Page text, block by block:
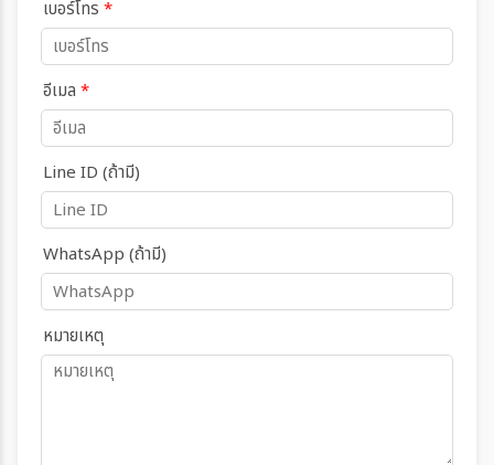
เบอร์โทร *
อีเมล *
Line ID (ถ้ามี)
WhatsApp (ถ้ามี)
หมายเหตุ